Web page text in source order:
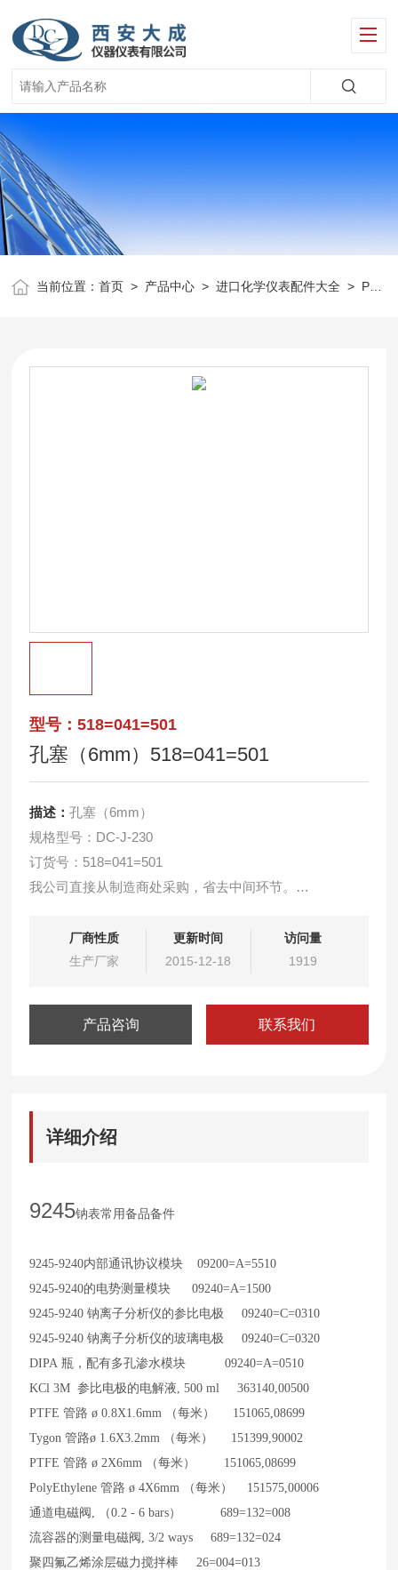
当前位置：首页 > 产品中心 >进口化学仪表配件大全 > Polymetron仪表配件
型号：518=041=501
孔塞（6mm）518=041=501
描述：孔塞（6mm）
规格型号：DC-J-230
订货号：518=041=501
我公司直接从制造商处采购，省去中间环节。
厂商性质
生产厂家
更新时间
2015-12-18
访问量
1919
产品咨询 联系我们
详细介绍
9245钠表常用备品备件
9245-9240内部通讯协议模块 09200=A=5510
9245-9240的电势测量模块 09240=A=1500
9245-9240钠离子分析仪的参比电极 09240=C=0310
9245-9240钠离子分析仪的玻璃电极 09240=C=0320
DIPA瓶，配有多孔渗水模块 09240=A=0510
KCl 3M参比电极的电解液, 500 ml 363140,00500
PTFE管路 ø 0.8X1.6mm （每米） 151065,08699
Tygon管路ø 1.6X3.2mm （每米） 151399,90002
PTFE管路 ø 2X6mm （每米） 151065,08699
PolyEthylene管路 ø 4X6mm （每米） 151575,00006
通道电磁阀, （0.2 - 6 bars） 689=132=008
流容器的测量电磁阀, 3/2 ways 689=132=024
聚四氟乙烯涂层磁力搅拌棒 26=004=013